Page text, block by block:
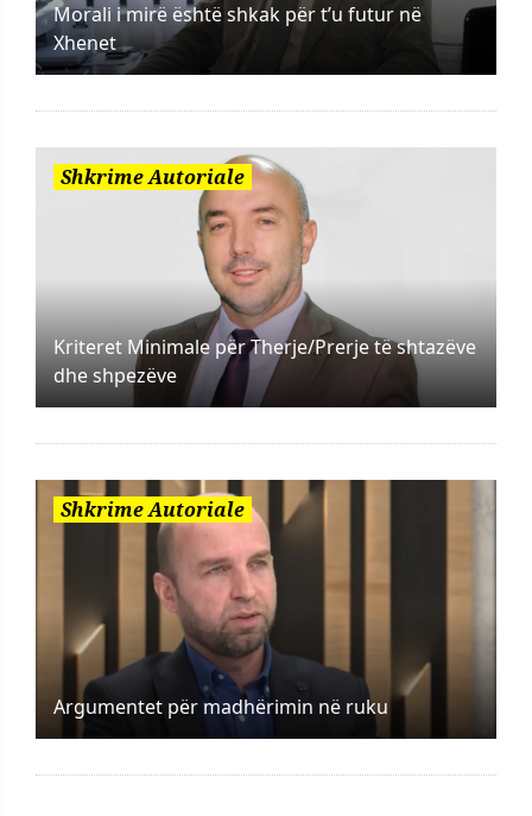
Morali i mirë është shkak për t’u futur në
Xhenet
Shkrime Autoriale
Kriteret Minimale për Therje/Prerje të shtazëve
dhe shpezëve
Shkrime Autoriale
Argumentet për madhërimin në ruku